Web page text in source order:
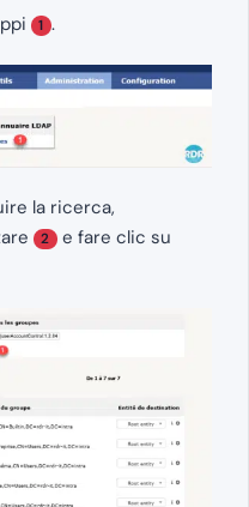
1 .
la ricerca,
2 e fare clic su